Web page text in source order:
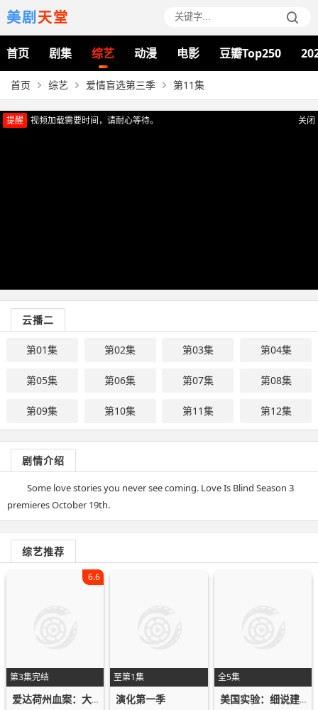
美剧天堂
首页 剧集 综艺 动漫 电影 豆瓣Top250
首页 综艺 爱情盲选第三季 第11集
关闭
提醒
视频加载需要时间，请耐心等待。
云播二
第01集 第02集 第03集 第04集
第05集 第06集 第07集 第08集
第09集 第10集 第11集 第12集
剧情介绍
Some love stories you never see coming. Love Is Blind Season 3
premieres October 19th.
综艺推荐
第3集完结
6.6
爱达荷州血案：大学梦魇
至第1集
演化第一季
全5集
美国实验：细说建国250年